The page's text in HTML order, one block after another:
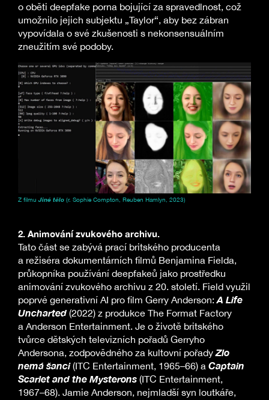
o oběti deepfake porna bojující za spravedlnost, což
umožnilo jejich subjektu „Taylor“, aby bez zábran
vypovídala o své zkušenosti s nekonsensuálním
zneužitím své podoby.
Z filmuJiné tělo (r. Sophie Compton, Reuben Hamlyn, 2023)
2. Animování zvukového archivu.
Tato část se zabývá prací britského producenta
a režiséra dokumentárních filmů Benjamina Fielda,
průkopníka používání deepfakeů jako prostředku
animování zvukového archivu z 20. století. Field využil
poprvé generativní AI pro film Gerry Anderson:A Life
Uncharted (2022) z produkce The Format Factory
a Anderson Entertainment. Je o životě britského
tvůrce dětských televizních pořadů Gerryho
Andersona, zodpovědného za kultovní pořadyZlo
nemá šanci(ITC Entertainment, 1965–66) a Captain
Scarlet and the Mysterons (ITC Entertainment,
1967–68). Jamie Anderson, nejmladší syn loutkáře,